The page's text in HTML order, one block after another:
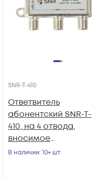
SNR-T-410
Ответвитель
абонентский SNR-T-
410, на 4 отвода,
вносимое
затухание IN-TAP
В наличии: 10+ шт